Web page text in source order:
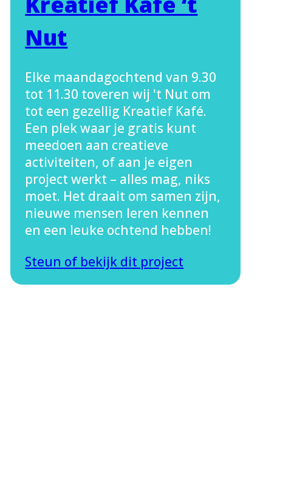
Nut
Elke maandagochtend van 9.30
tot 11.30 toveren wij 't Nut om
tot een gezellig Kreatief Kafé.
Een plek waar je gratis kunt
meedoen aan creatieve
activiteiten, of aan je eigen
project werkt – alles mag, niks
moet. Het draait om samen zijn,
nieuwe mensen leren kennen
en een leuke ochtend hebben!
Steun of bekijk dit project